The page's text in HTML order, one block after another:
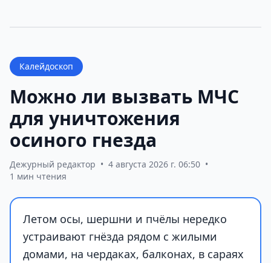
Калейдоскоп
Можно ли вызвать МЧС
для уничтожения
осиного гнезда
Дежурный редактор • 4 августа 2026 г. 06:50 •
1 мин чтения
Летом осы, шершни и пчёлы нередко
устраивают гнёзда рядом с жилыми
домами, на чердаках, балконах, в сараях